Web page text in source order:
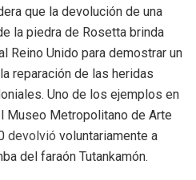
que la devolución de una
la piedra de Rosetta brinda
Reino Unido para demostrar un
reparación de las heridas
Uno de los ejemplos en
Museo Metropolitano de Arte
devolvió voluntariamente a
del faraón Tutankamón.